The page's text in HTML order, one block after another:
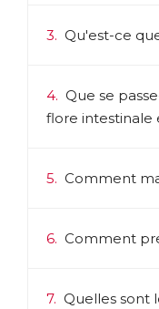
3. Qu'est-ce
4. Que se
flore intestinale
5. Comment
6. Comment
7. Quelles sont